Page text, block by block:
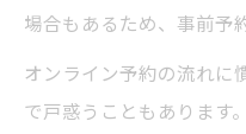
場合もあるため、事前予
オンライン予約の流れに
で戸惑うこともあります